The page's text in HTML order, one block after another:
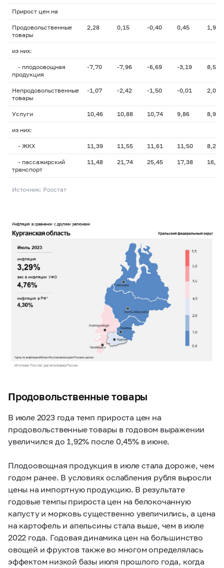
Прирост цен на
Продовольственные
товары
2,28 0,15 -0,40 0,45 1,92
из них:
- плодоовощная
продукция
-7,70 -7,96 -6,69 -3,19 8,59
Непродовольственные
товары
-1,07 -2,42 -1,50 -0,01 2,06
Услуги 10,46 10,88 10,74 9,86 8,96
из них:
- ЖКХ 11,39 11,55 11,61 11,50 8,21
- пассажирский
транспорт
11,48 21,74 25,45 17,38 16,75
Источник: Росстат
Продовольственные товары
В июле 2023 года темп прироста цен на
продовольственные товары в годовом выражении
увеличился до 1,92% после 0,45% в июне.
Плодоовощная продукция в июле стала дороже, чем
годом ранее. В условиях ослабления рубля выросли
цены на импортную продукцию. В результате
годовые темпы прироста цен на белокочанную
капусту и морковь существенно увеличились, а цена
на картофель и апельсины стала выше, чем в июле
2022 года. Годовая динамика цен на большинство
овощей и фруктов также во многом определялась
эффектом низкой базы июля прошлого года, когда